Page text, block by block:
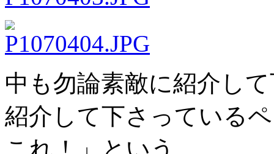
中も勿論素敵に紹介し
紹介して下さっている